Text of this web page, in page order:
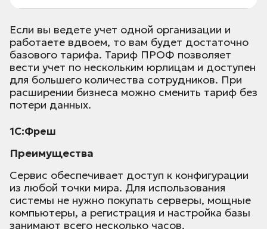
Если вы ведете учет одной организации и
работаете вдвоем, то вам будет достаточно
базового тарифа. Тариф ПРОФ позволяет
вести учет по нескольким юрлицам и доступен
для большего количества сотрудников. При
расширении бизнеса можно сменить тариф без
потери данных.
1С:Фреш
Преимущества
Сервис обеспечивает доступ к конфигурации
из любой точки мира. Для использования
системы не нужно покупать серверы, мощные
компьютеры, а регистрация и настройка базы
занимают всего несколько часов.